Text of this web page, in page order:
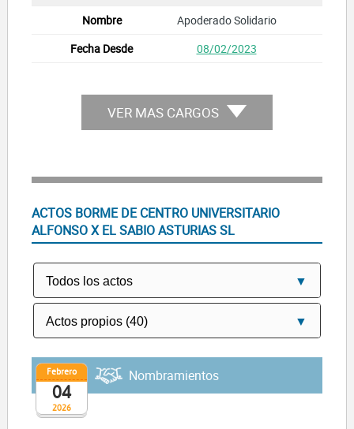
Apoderado Solidario
08/02/2023
VER MAS CARGOS
ACTOS BORME DE CENTRO UNIVERSITARIO
ALFONSO X EL SABIO ASTURIAS SL
2026
Febrero
04
Nombramientos